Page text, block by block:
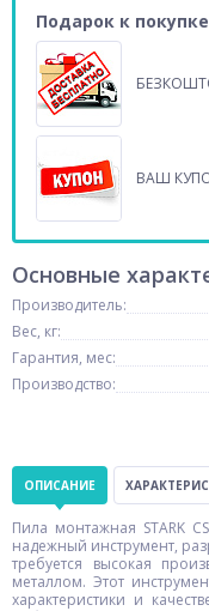
Подарок к покупке
ВАШ
Основные
Производитель:
Вес, кг:
Гарантия, мес:
Производство:
ОПИСАНИЕ
Пила монтажная STARK
надежный инструмент,
требуется высокая
металлом. Этот
характеристики и